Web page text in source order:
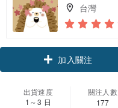
台灣
加入關注
出貨速度
1～3 日
關注人數
177